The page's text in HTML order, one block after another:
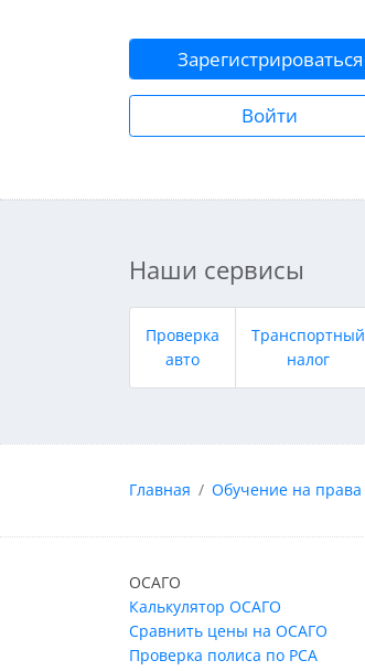
Зарегистрироваться
Войти
Наши сервисы
Проверка
авто
Транспортный
налог
Главная Обучение на права
ОСАГО
Калькулятор ОСАГО
Сравнить цены на ОСАГО
Проверка полиса по РСА